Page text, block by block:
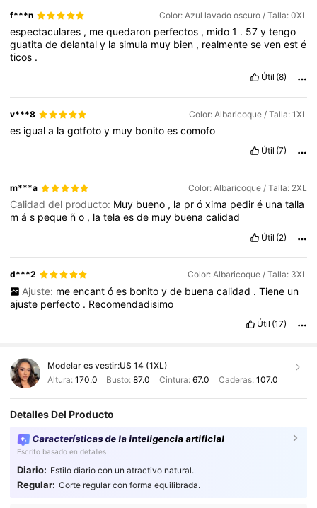
f***n Color: Azul lavado oscuro / Talla: 0XL
espectaculares , mequedaron perfectos , mido1 . 57ytengo
guatitadedelantaly lasimula muy bien , realmentesevenesté
ticos .
Útil (8)
v***8 Color: Albaricoque / Talla: 1XL
es iguala lagotfotoy muy bonitoescomofo
Útil (7)
m***a Color: Albaricoque / Talla: 2XL
Calidad del producto: Muy bueno , la próxima pediré unatalla
más peque ño , latelaesde muy buenacalidad
Útil (2)
d***2 Color: Albaricoque / Talla: 3XL
Ajuste: me encant ó es bonito y de buena calidad . Tiene un
ajuste perfecto . Recomendadisimo
Útil (17)
Modelar es vestir:US 14 (1XL)
Altura: 170.0 Busto:87.0 Cintura: 67.0 Caderas: 107.0
Detalles Del Producto
Características de la inteligencia artificial
Escrito basado en detalles
Diario: Estilo diario con un atractivo natural.
Regular: Corte regular con forma equilibrada.